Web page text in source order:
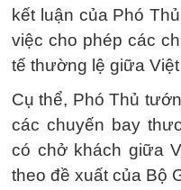
kết luận của Phó
việc cho phép các
tế thường lệ giữa
Cụ thể, Phó Thủ
các chuyến bay
có chở khách giữa
theo đề xuất của Bộ